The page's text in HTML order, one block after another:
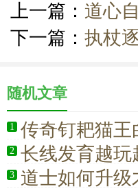
上一篇： 道心
下一篇： 执杖
随机文章
1 传奇钉耙猫王
2 长线发育越
选全能道士
3 道士如何升级